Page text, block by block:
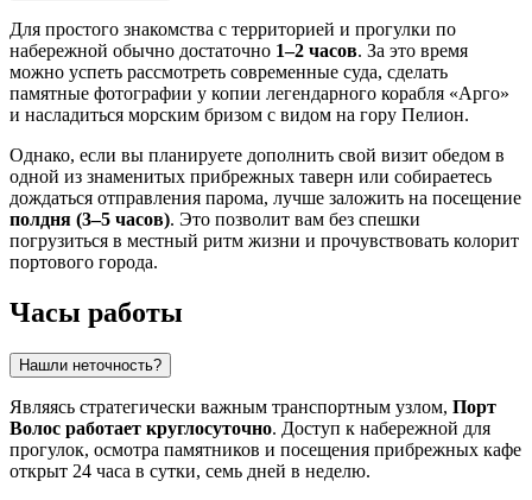
Для простого знакомства с территорией и прогулки по
набережной обычно достаточно 1–2 часов. За это время
можно успеть рассмотреть современные суда, сделать
памятные фотографии у копии легендарного корабля «Арго»
и насладиться морским бризом с видом на гору Пелион.
Однако, если вы планируете дополнить свой визит обедом в
одной из знаменитых прибрежных таверн или собираетесь
дождаться отправления парома, лучше заложить на посещение
полдня (3–5 часов). Это позволит вам без спешки
погрузиться в местный ритм жизни и прочувствовать колорит
портового города.
Часы работы
Нашли неточность?
Являясь стратегически важным транспортным узлом, Порт
Волос работает круглосуточно. Доступ к набережной для
прогулок, осмотра памятников и посещения прибрежных кафе
открыт 24 часа в сутки, семь дней в неделю.